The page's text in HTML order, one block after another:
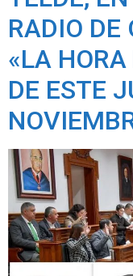
RADIO DE
«LA
DE ESTE